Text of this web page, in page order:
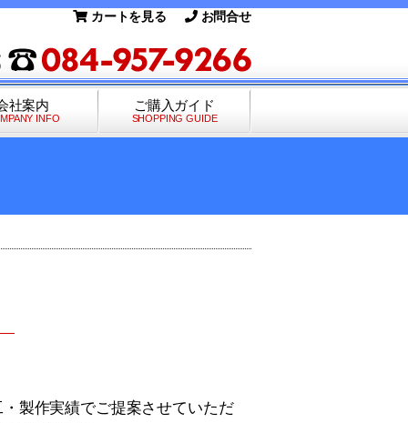
カートを見る お問合せ
社案内
INFO
ご購入ガイド
SHOPPING GUIDE
製作実績でご提案させていただ